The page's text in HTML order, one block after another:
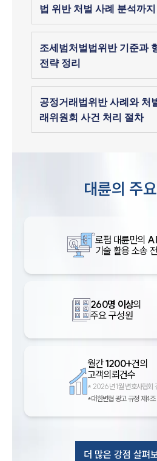
법 위반 처벌 사례 분석까지
조세범처벌법위반 기준과
전략 정리
공정거래법위반 사례와 처
래위원회 사건 처리 절차
대륜의 주
로펌 대륜만의
기술 활용 소송
260명 이상의
주요 구성원
월간1200+건의
고객의뢰건수
* 2026년 1월 변호사협회
*대한변협 광고 규정 제4조
더 많은 강점 살펴